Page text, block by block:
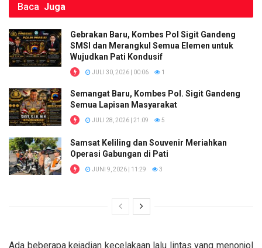
Baca Juga
Gebrakan Baru, Kombes Pol Sigit Gandeng
SMSI dan Merangkul Semua Elemen untuk
Wujudkan Pati Kondusif
JULI 30, 2026 | 00:06 1
Semangat Baru, Kombes Pol. Sigit Gandeng
Semua Lapisan Masyarakat
JULI 28, 2026 | 21:09 5
Samsat Keliling dan Souvenir Meriahkan
Operasi Gabungan di Pati
JUNI 9, 2026 | 11:29 3
Ada beberapa kejadian kecelakaan lalu lintas yang menonjol